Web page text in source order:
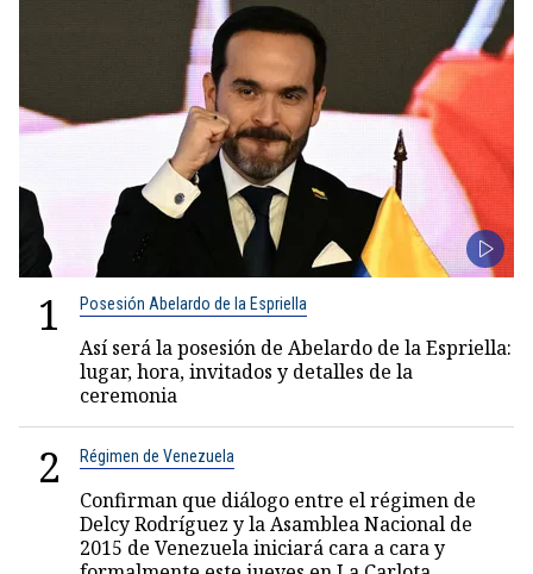
1 Posesión Abelardo de la Espriella
Así será la posesión de Abelardo de la Espriella:
lugar, hora, invitados y detalles de la
ceremonia
2 Régimen de Venezuela
Confirman que diálogo entre el régimen de
Delcy Rodríguez y la Asamblea Nacional de
2015 de Venezuela iniciará cara a cara y